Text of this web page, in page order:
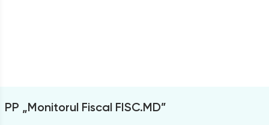
PP „Monitorul Fiscal FISC.MD”